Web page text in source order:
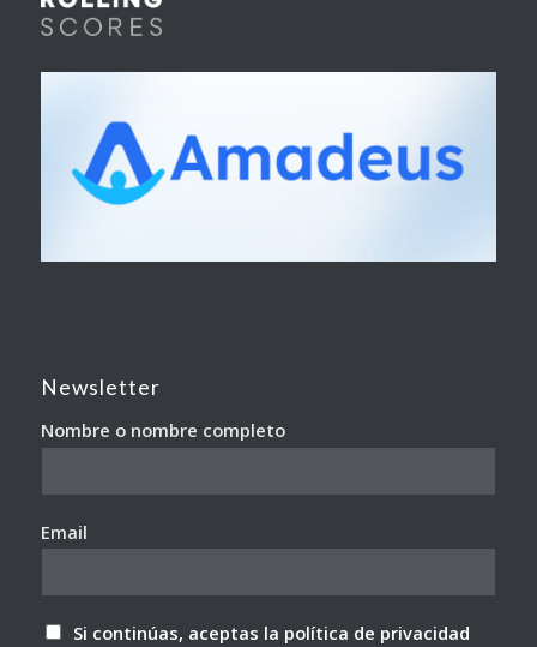
Newsletter
Nombre o nombre completo
Email
Si continúas, aceptas la política de privacidad